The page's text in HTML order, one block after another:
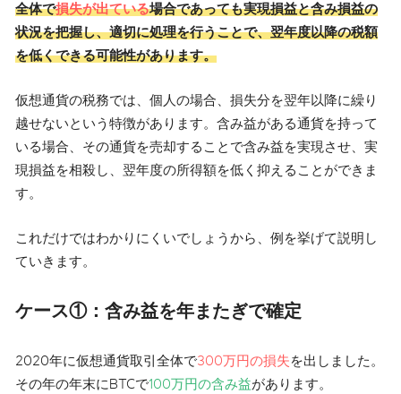
全体で損失が出ている場合であっても実現損益と含み損益の
状況を把握し、適切に処理を行うことで、翌年度以降の税額
を低くできる可能性があります。
仮想通貨の税務では、個人の場合、損失分を翌年以降に繰り
越せないという特徴があります。含み益がある通貨を持って
いる場合、その通貨を売却することで含み益を実現させ、実
現損益を相殺し、翌年度の所得額を低く抑えることができま
す。
これだけではわかりにくいでしょうから、例を挙げて説明し
ていきます。
ケース①：含み益を年またぎで確定
2020年に仮想通貨取引全体で300万円の損失を出しました。
その年の年末にBTCで100万円の含み益があります。